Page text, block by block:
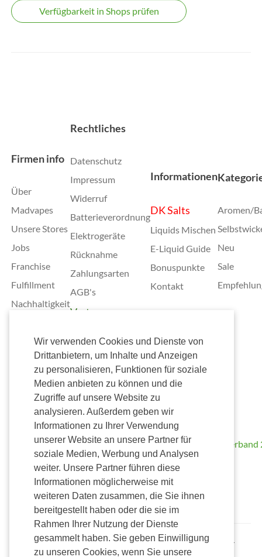
Wir verwenden Cookies und Dienste von
Drittanbietern, um Inhalte und Anzeigen
zu personalisieren, Funktionen für soziale
Medien anbieten zu können und die
Zugriffe auf unsere Website zu
analysieren. Außerdem geben wir
Informationen zu Ihrer Verwendung
unserer Website an unsere Partner für
soziale Medien, Werbung und Analysen
weiter. Unsere Partner führen diese
Informationen möglicherweise mit
weiteren Daten zusammen, die Sie ihnen
bereitgestellt haben oder die sie im
Rahmen Ihrer Nutzung der Dienste
gesammelt haben. Sie geben Einwilligung
zu unseren Cookies, wenn Sie unsere
Verfügbarkeit in Shops prüfen
Firmen info
Über
Madvapes
Unsere Stores
Jobs
Franchise
Fulfillment
Nachhaltigkeit
Rechtliches
Datenschutz
Impressum
Widerruf
Batterieverordnung
Elektrogeräte
Rücknahme
Zahlungsarten
AGB's
Vertrag
Informationen
DK Salts
Liquids Mischen
E-Liquid Guide
Bonuspunkte
Kontakt
Aromen/
Neu
Sale
Zahlung
Versand
Kostenlose
Lieferung
ab 50,00€
Versendung nur
innerhalb
Deutschlands mit
Alterssichtprüfung
unterstützen
Alle Preise inkl. gesetzl. Mehrwertsteuer zzgl. Versandkosten und ggf.
Nachnahmegebühren, wenn nicht anders beschrieben.